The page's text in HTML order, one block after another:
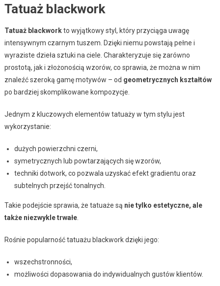
Tatuaż blackwork
Tatuaż blackworkto wyjątkowy styl, który przyciąga uwagę
intensywnym czarnym tuszem. Dzięki niemu powstają pełne i
wyraziste dzieła sztuki na ciele. Charakteryzuje się zarówno
prostotą, jak i złożonością wzorów, co sprawia, że można w nim
znaleźć szeroką gamę motywów – od geometrycznych kształtów
po bardziej skomplikowane kompozycje.
Jednym z kluczowych elementów tatuaży w tym stylu jest
wykorzystanie:
dużych powierzchni czerni,
symetrycznych lub powtarzających się wzorów,
techniki dotwork, co pozwala uzyskać efekt gradientu oraz
subtelnych przejść tonalnych.
Takie podejście sprawia, że tatuaże są nie tylko estetyczne, ale
także niezwykle trwałe.
Rośnie popularność tatuażu blackwork dzięki jego:
wszechstronności,
możliwości dopasowania do indywidualnych gustów klientów.